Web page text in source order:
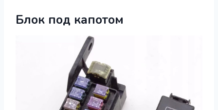
Блок под капотом